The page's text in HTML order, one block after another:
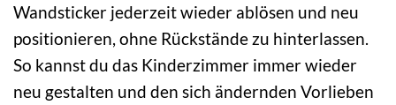
Wandsticker jederzeit wieder ablösen und neu
positionieren, ohne Rückstände zu hinterlassen.
So kannst du das Kinderzimmer immer wieder
neu gestalten und den sich ändernden Vorlieben